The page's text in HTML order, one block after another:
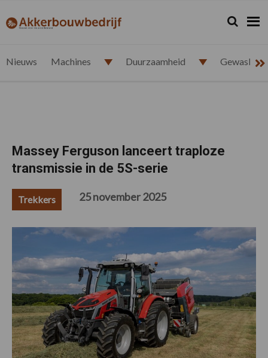
de
de
de
de
akkerbouwbedrijf.nl Zoeken...
Zoek
Nieuws Machines Duurzaamheid
Massey Ferguson lanceert traploze
transmissie in de 5S-serie
Trekkers 25 november 2025